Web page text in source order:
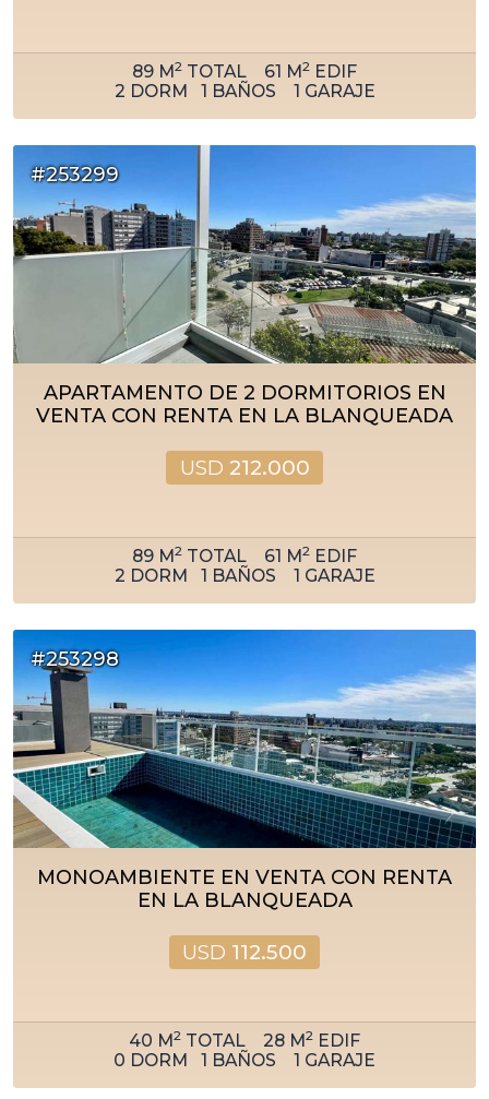
89 M2 TOTAL 61 M2 EDIF
2 DORM 1 BAÑOS 1 GARAJE
#253299
APARTAMENTO DE 2 DORMITORIOS EN
VENTA CON RENTA EN LA BLANQUEADA
USD 212.000
89 M2 TOTAL 61 M2 EDIF
2 DORM 1 BAÑOS 1 GARAJE
#253298
MONOAMBIENTE EN VENTA CON RENTA
EN LA BLANQUEADA
USD 112.500
40 M2 TOTAL 28 M2 EDIF
0 DORM 1 BAÑOS 1 GARAJE